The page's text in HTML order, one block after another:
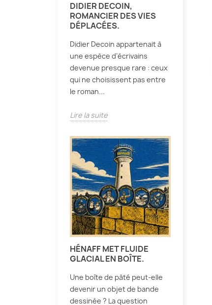
DIDIER DECOIN,
ROMANCIER DES VIES
DÉPLACÉES.
Didier Decoin appartenait à
une espèce d’écrivains
devenue presque rare : ceux
qui ne choisissent pas entre
le roman...
Lire la suite
HÉNAFF MET FLUIDE
GLACIAL EN BOÎTE.
Une boîte de pâté peut-elle
devenir un objet de bande
dessinée ? La question